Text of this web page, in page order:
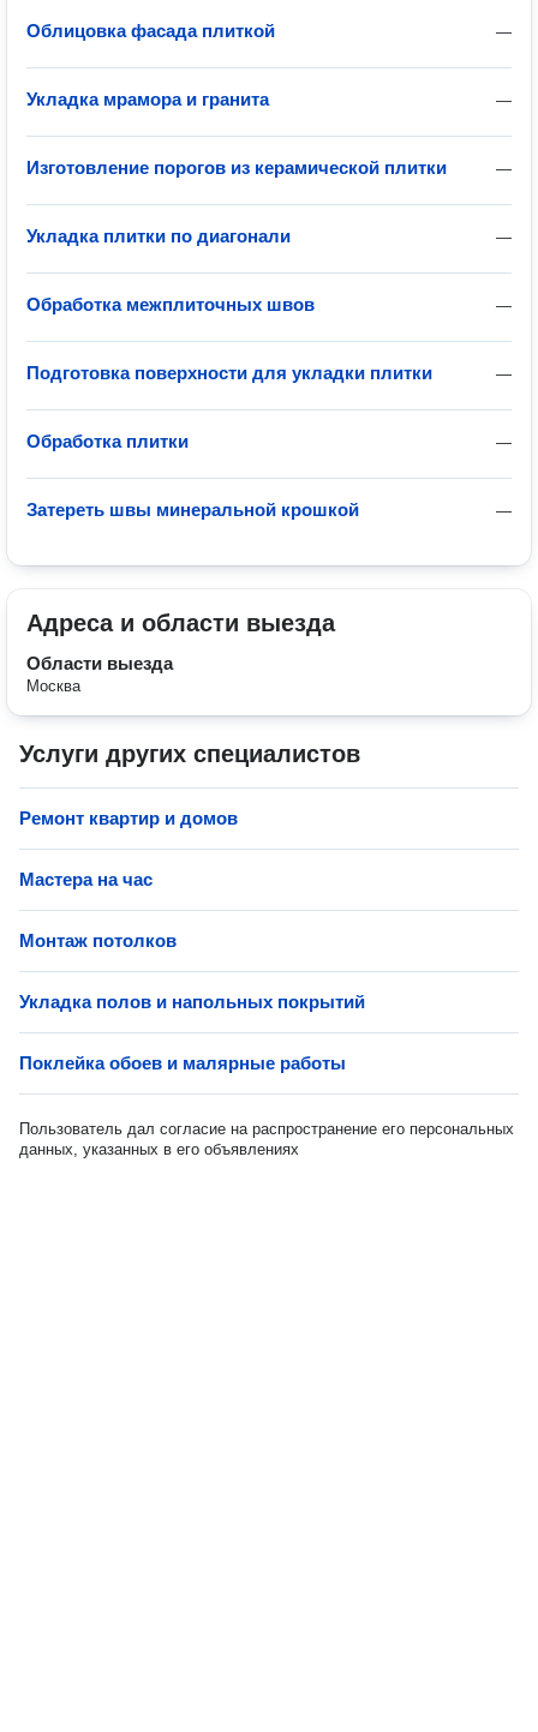
—
Облицовка фасада плиткой
—
Укладка мрамора и гранита
—
Изготовление порогов из керамической плитки
—
Укладка плитки по диагонали
—
Обработка межплиточных швов
—
Подготовка поверхности для укладки плитки
—
Обработка плитки
—
Затереть швы минеральной крошкой
Адреса и области выезда
Области выезда
Москва
Услуги других специалистов
Ремонт квартир и домов
Мастера на час
Монтаж потолков
Укладка полов и напольных покрытий
Поклейка обоев и малярные работы
Пользователь дал согласие на распространение его персональных
данных, указанных в его объявлениях